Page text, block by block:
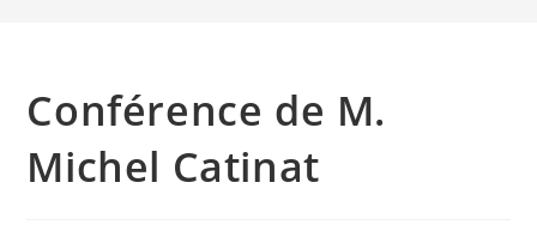
Conférence de M.
Michel Catinat